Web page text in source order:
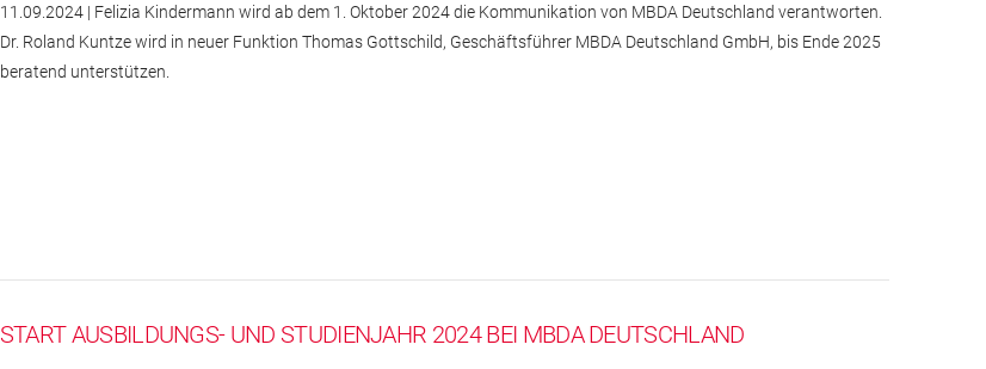
11.09.2024 | Felizia Kindermann wird ab dem 1. Oktober 2024 die Kommunikation von MBDA Deutschland verantworten.
Dr. Roland Kuntze wird in neuer Funktion Thomas Gottschild, Geschäftsführer MBDA Deutschland GmbH, bis Ende 2025
beratend unterstützen.
START AUSBILDUNGS- UND STUDIENJAHR 2024 BEI MBDA DEUTSCHLAND